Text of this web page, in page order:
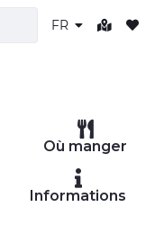
FR
Où manger
Informations